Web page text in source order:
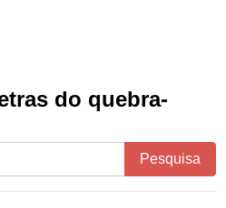
do quebra-
Pesquisa